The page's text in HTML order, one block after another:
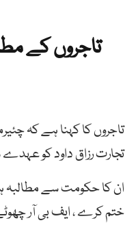
تاجروں کے
تاجروں کا کہنا ہے کہ
تجارت رزاق داود کو عہدے
ان کا حکومت سے مطالبہ
ختم کرے ، ایف بی آر